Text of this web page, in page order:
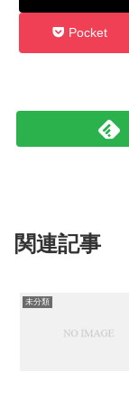
Pocket
関連記事
未分類